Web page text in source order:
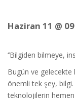
Haziran 11 @
‘’Bilgiden bilmeye,
Bugün ve gelecekte
önemli tek şey,
teknolojilerin